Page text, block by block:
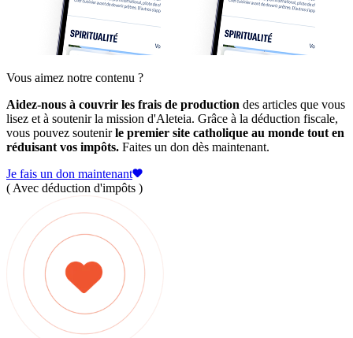
Vous aimez notre contenu ?
Aidez-nous à couvrir les frais de production des articles que vous
lisez et à soutenir la mission d'Aleteia. Grâce à la déduction fiscale,
vous pouvez soutenirle premier site catholique au monde tout en
réduisant vos impôts. Faites un don dès maintenant.
Je fais un don maintenant
( Avec déduction d'impôts )